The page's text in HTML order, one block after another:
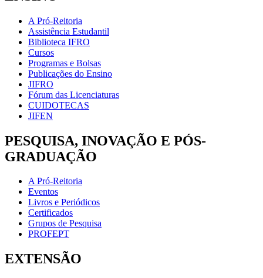
A Pró-Reitoria
Assistência Estudantil
Biblioteca IFRO
Cursos
Programas e Bolsas
Publicações do Ensino
JIFRO
Fórum das Licenciaturas
CUIDOTECAS
JIFEN
PESQUISA, INOVAÇÃO E PÓS-
GRADUAÇÃO
A Pró-Reitoria
Eventos
Livros e Periódicos
Certificados
Grupos de Pesquisa
PROFEPT
EXTENSÃO